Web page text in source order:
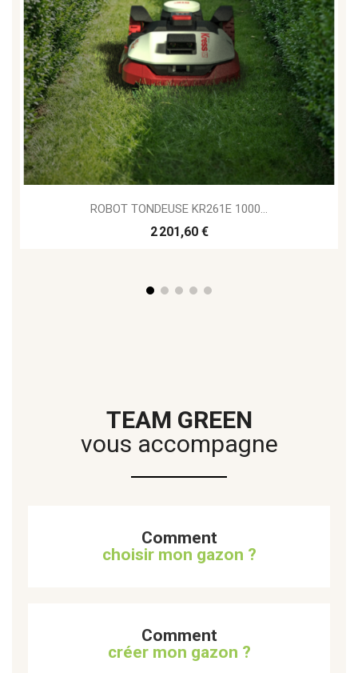
ROBOT TONDEUSE KR261E 1000...
2 201,60 €
TEAM GREEN
vous accompagne
Comment
choisir mon gazon ?
Comment
créer mon gazon ?